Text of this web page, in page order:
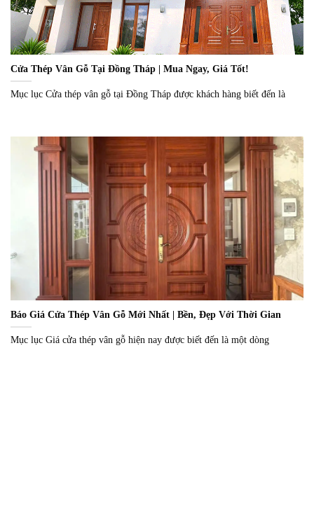
Cửa Thép Vân Gỗ Tại Đồng Tháp | Mua Ngay, Giá Tốt!
Mục lục Cửa thép vân gỗ tại Đồng Tháp được khách hàng biết đến là
Báo Giá Cửa Thép Vân Gỗ Mới Nhất | Bền, Đẹp Với Thời Gian
Mục lục Giá cửa thép vân gỗ hiện nay được biết đến là một dòng